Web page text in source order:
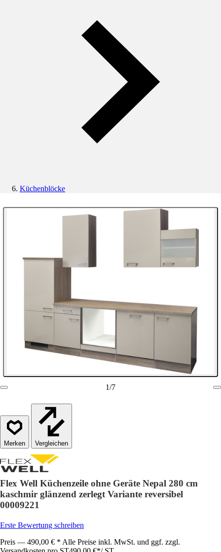
Küchenblöcke
1/7
Vergleichen
Flex Well Küchenzeile ohne Geräte Nepal 280 cm
kaschmir glänzend zerlegt Variante reversibel
00009221
Erste Bewertung schreiben
Preis — 490,00 € * Alle Preise inkl. MwSt. und ggf. zzgl.